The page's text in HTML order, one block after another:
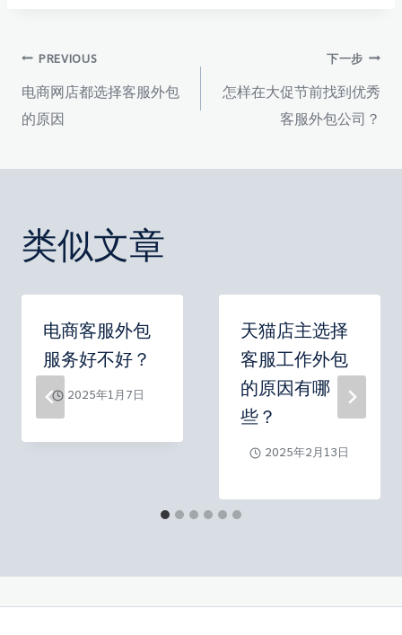
文
章
导
航
PREVIOUS
电商网店都选择客服外包
的原因
下一步
怎样在大促节前找到优秀
客服外包公司？
类似文章
电商客服外包
服务好不好？
2025年1月7日
天猫店主选择
客服工作外包
的原因有哪
些？
2025年2月13日